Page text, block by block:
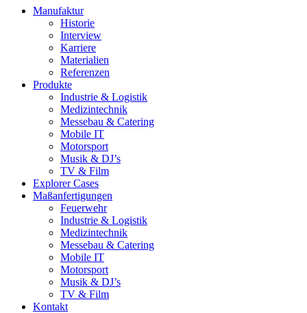
Manufaktur
Historie
Interview
Karriere
Materialien
Referenzen
Produkte
Industrie & Logistik
Medizintechnik
Messebau & Catering
Mobile IT
Motorsport
Musik & DJ’s
TV & Film
Explorer Cases
Maßanfertigungen
Feuerwehr
Industrie & Logistik
Medizintechnik
Messebau & Catering
Mobile IT
Motorsport
Musik & DJ’s
TV & Film
Kontakt